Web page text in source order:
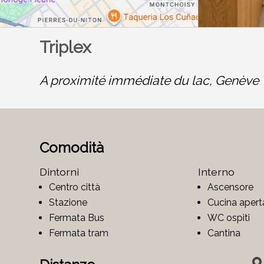
Triplex
A proximité immédiate du lac, Genève
Comodità
Dintorni
Centro città
Stazione
Fermata Bus
Fermata tram
Interno
Ascensore
Cucina
WC ospiti
Cantina